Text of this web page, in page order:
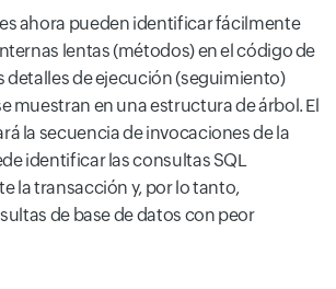
ahora pueden identificar fácilmente
lentas (métodos) en el código de
detalles de ejecución (seguimiento)
muestran en una estructura de árbol. El
la secuencia de invocaciones de la
identificar las consultas SQL
la transacción y, por lo tanto,
de base de datos con peor